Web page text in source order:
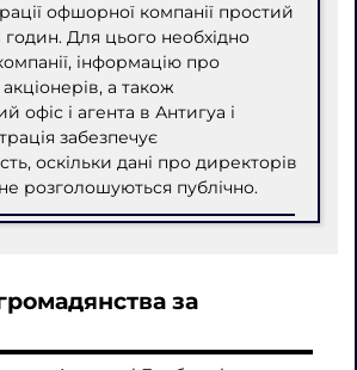
офшорної компанії простий
годин. Для цього необхідно
інформацію про
а також
офіс і агента в Антигуа і
забезпечує
оскільки дані про директорів
розголошуються публічно.
за